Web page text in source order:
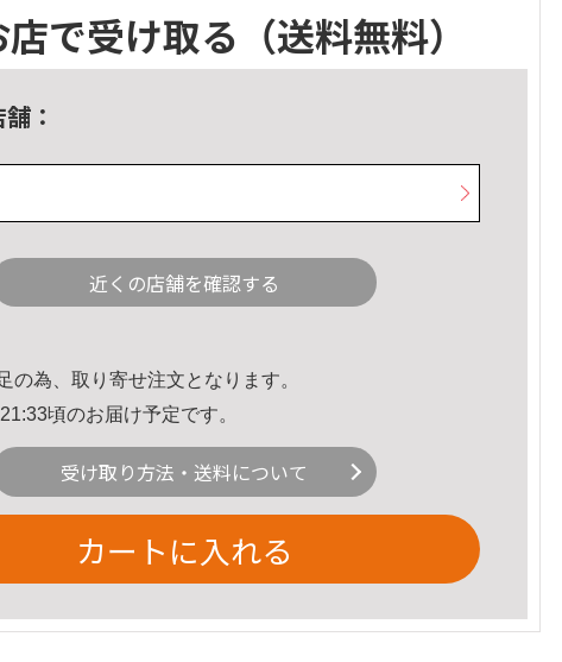
店で受け取る （送料無料）
：
近くの店舗を確認する
の為、取り寄せ注文となります。
頃のお届け予定です。
受け取り方法・送料について
カートに入れる